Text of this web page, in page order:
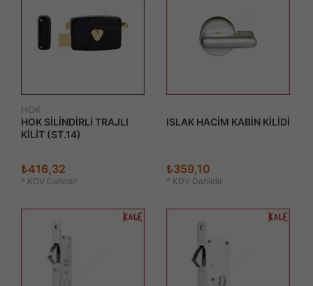
HOK
HOK SİLİNDİRLİ TRAJLI
KİLİT (ST.14)
₺416,32
* KDV Dahildir
ISLAK HACİM KABİN KİLİDİ
₺359,10
* KDV Dahildir